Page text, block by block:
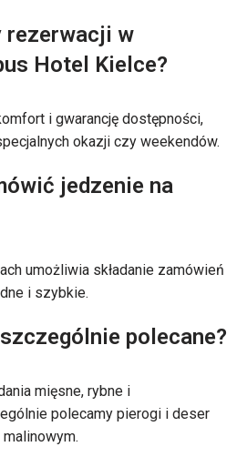
rezerwacji w
Hotel Kielce?
i gwarancję dostępności,
okazji czy weekendów.
jedzenie na
umożliwia składanie zamówień
i szybkie.
polecane?
mięsne, rybne i
polecamy pierogi i deser